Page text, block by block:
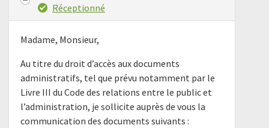
Réceptionné
Madame, Monsieur,
Au titre du droit d’accès aux documents
administratifs, tel que prévu notamment par le
Livre III du Code des relations entre le public et
l’administration, je sollicite auprès de vous la
communication des documents suivants :